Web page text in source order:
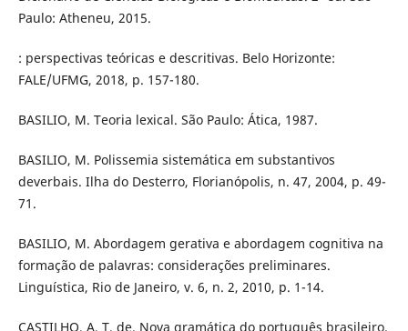
Paulo: Atheneu, 2015.
: perspectivas teóricas e descritivas. Belo Horizonte:
FALE/UFMG, 2018, p. 157-180.
BASILIO, M. Teoria lexical. São Paulo: Ática, 1987.
BASILIO, M. Polissemia sistemática em substantivos
deverbais. Ilha do Desterro, Florianópolis, n. 47, 2004, p. 49-
71.
BASILIO, M. Abordagem gerativa e abordagem cognitiva na
formação de palavras: considerações preliminares.
Linguística, Rio de Janeiro, v. 6, n. 2, 2010, p. 1-14.
CASTILHO, A. T. de. Nova gramática do português brasileiro.